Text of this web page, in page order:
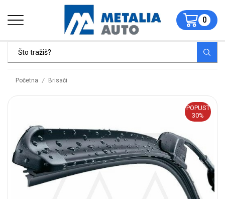
0
Početna / Brisači
POPUST
30%